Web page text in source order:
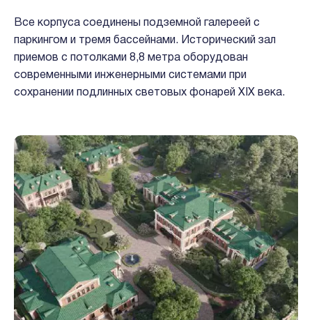
Все корпуса соединены подземной галереей с
паркингом и тремя бассейнами. Исторический зал
приемов с потолками 8,8 метра оборудован
современными инженерными системами при
сохранении подлинных световых фонарей XIX века.